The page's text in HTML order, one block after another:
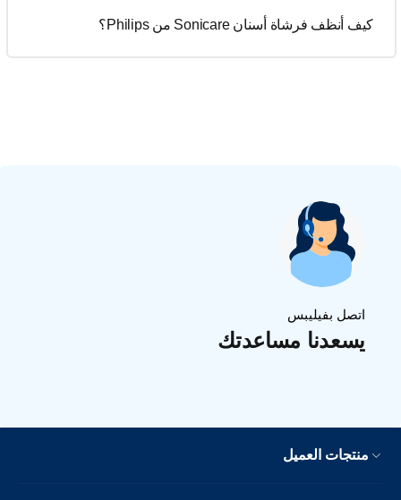
كيف أنظف فرشاة أسنان Sonicare من Philips؟
اتصل بفيليبس
يسعدنا مساعدتك
منتجات العميل